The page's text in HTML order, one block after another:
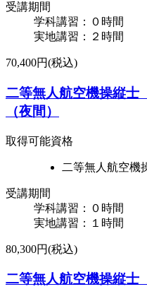
受講期間
学科講習：０時間
実地講習：２時間
70,400円(税込)
二等無人航空機操縦士
（夜間）
取得可能資格
二等無人航空機
受講期間
学科講習：０時間
実地講習：１時間
80,300円(税込)
二等無人航空機操縦士